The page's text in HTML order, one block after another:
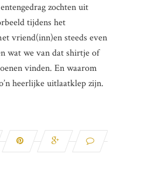
zochten uit
tijdens het
vriend(inn)en steeds even
wat we van dat shirtje of
vinden. En waarom
heerlijke uitlaatklep zijn.